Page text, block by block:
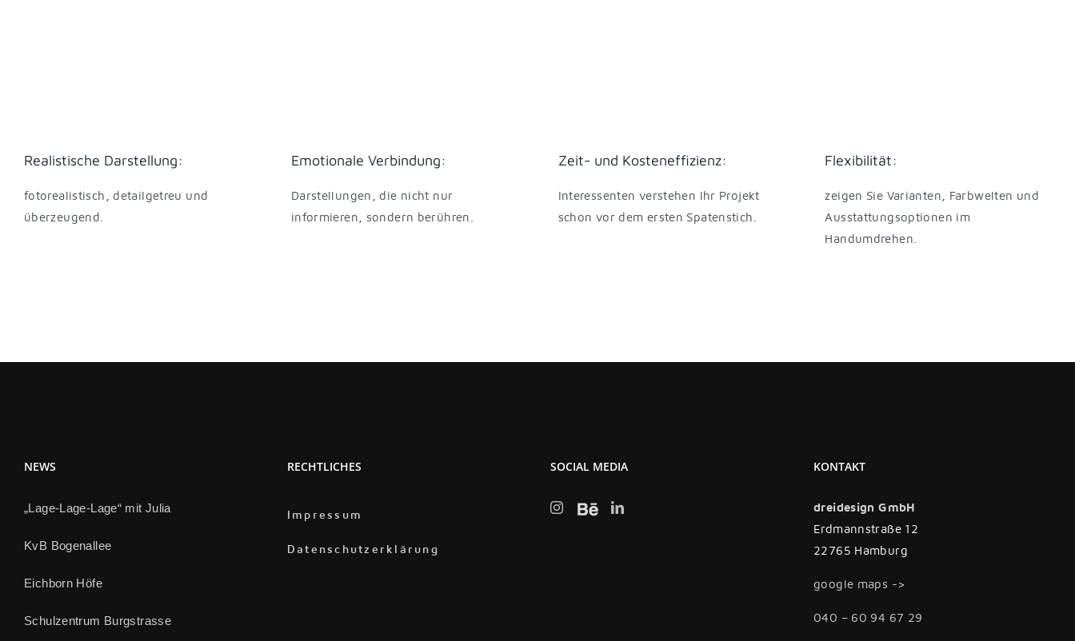
Realistische Darstellung:
fotorealistisch, detailgetreu und
überzeugend.
Emotionale Verbindung:
Darstellungen, die nicht nur
informieren, sondern berühren.
Zeit- und Kosteneffizienz:
Interessenten verstehen Ihr Projekt
schon vor dem ersten Spatenstich.
Flexibilität:
zeigen Sie Varianten, Farbwelten und
Ausstattungsoptionen im
Handumdrehen.
NEWS
„Lage-Lage-Lage“ mit Julia
KvB Bogenallee
Eichborn Höfe
Schulzentrum Burgstrasse
RECHTLICHES
Impressum
Datenschutzerklärung
SOCIAL MEDIA KONTAKT
dreidesign GmbH
Erdmannstraße 12
22765 Hamburg
google maps ->
040 – 60 94 67 29